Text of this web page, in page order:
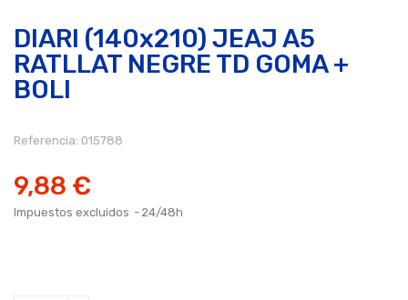
DIARI (140x210) JEAJ A5
RATLLAT NEGRE TD GOMA +
BOLI
Referencia: 015788
9,88 €
Impuestos excluidos 24/48h